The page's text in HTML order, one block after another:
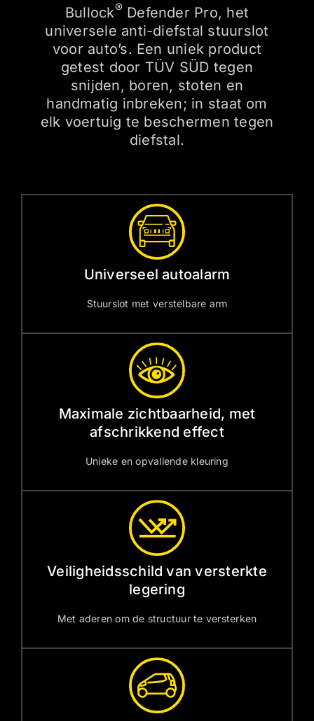
Bullock®Defender Pro, het
universele anti-diefstal stuurslot
voor auto’s. Een uniek product
getest door TÜV SÜD tegen
snijden, boren, stoten en
handmatig inbreken; in staat om
elk voertuig te beschermen tegen
diefstal.
Universeel autoalarm
Stuurslot met verstelbare arm
Maximale zichtbaarheid, met
afschrikkend effect
Unieke en opvallende kleuring
Veiligheidsschild van versterkte
legering
Met aderen om de structuur te versterken